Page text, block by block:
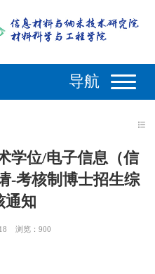
导航
学位/电子信息（信
-考核制博士招生综
通知
浏览： 900